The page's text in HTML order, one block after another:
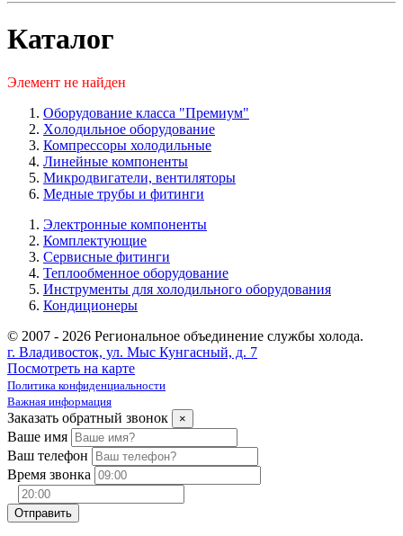
Каталог
Элемент не найден
Оборудование класса "Премиум"
Xолодильное оборудование
Компрессоры холодильные
Линейные компоненты
Микродвигатели, вентиляторы
Медные трубы и фитинги
Электронные компоненты
Комплектующие
Сервисные фитинги
Теплообменное оборудование
Инструменты для холодильного оборудования
Кондиционеры
© 2007 - 2026 Региональное объединение службы холода.
г. Владивосток, ул. Мыс Кунгасный, д. 7
Посмотреть на карте
Политика конфиденциальности
Важная информация
Заказать обратный звонок ×
Ваше имя
Ваш телефон
Время звонка